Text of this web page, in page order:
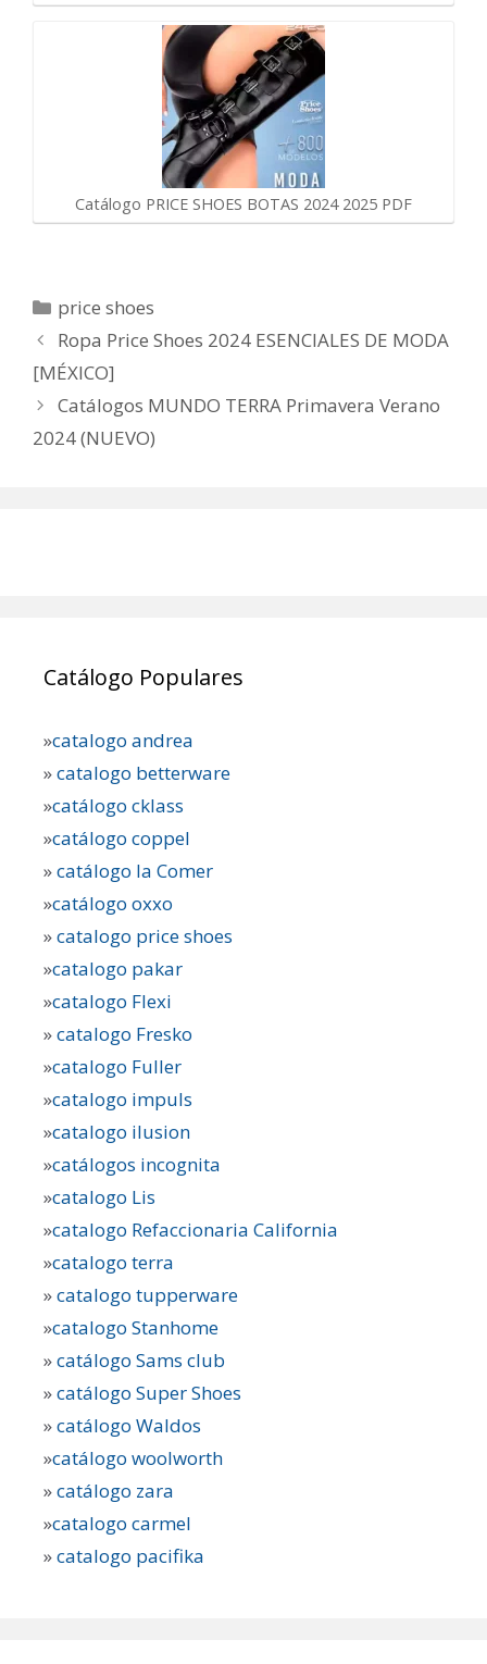
Catálogo PRICE SHOES BOTAS 2024 2025 PDF
Categorías
price shoes
Ropa Price Shoes 2024 ESENCIALES DE MODA
[MÉXICO]
Catálogos MUNDO TERRA Primavera Verano
2024 (NUEVO)
Catálogo Populares
»catalogo andrea
»catalogo betterware
»catálogo cklass
»catálogo coppel
»catálogo la Comer
»catálogo oxxo
»catalogo price shoes
»catalogo pakar
»catalogo Flexi
»catalogo Fresko
»catalogo Fuller
»catalogo impuls
»catalogo ilusion
»catálogos incognita
»catalogo Lis
»catalogo Refaccionaria California
»catalogo terra
»catalogo tupperware
»catalogo Stanhome
»catálogo Sams club
»catálogo Super Shoes
»catálogo Waldos
»catálogo woolworth
»catálogo zara
»catalogo carmel
»catalogo pacifika